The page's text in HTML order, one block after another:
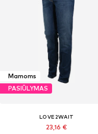
Mamoms
PASIŪLYMAS
LOVE2WAIT
23,16 €